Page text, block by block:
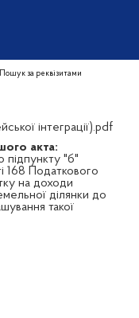
Пошук за реквізитами
інтеграції).pdf
акта:
підпункту "б"
168 Податкового
на доходи
ділянки до
такої